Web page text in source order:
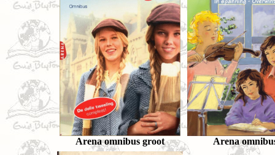
Arena omnibus groot Arena